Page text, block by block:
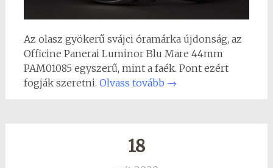
Az olasz gyökerű svájci óramárka újdonság, az
Officine Panerai Luminor Blu Mare 44mm
PAM01085 egyszerű, mint a faék. Pont ezért
fogják szeretni. Olvass tovább →
18